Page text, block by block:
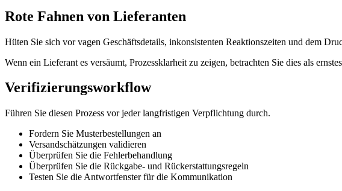
Rote Fahnen von Lieferanten
Hüten Sie sich vor vagen Geschäftsdetails, inkonsistenten Reaktionszeiten und dem
Wenn ein Lieferant es versäumt, Prozessklarheit zu zeigen, betrachten Sie dies als
Verifizierungsworkflow
Führen Sie diesen Prozess vor jeder langfristigen Verpflichtung durch.
Fordern Sie Musterbestellungen an
Versandschätzungen validieren
Überprüfen Sie die Fehlerbehandlung
Überprüfen Sie die Rückgabe- und Rückerstattungsregeln
Testen Sie die Antwortfenster für die Kommunikation